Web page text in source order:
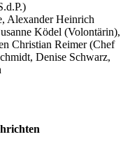
Alexander Heinrich
Ködel (Volontärin),
Christian Reimer (Chef
Denise Schwarz,